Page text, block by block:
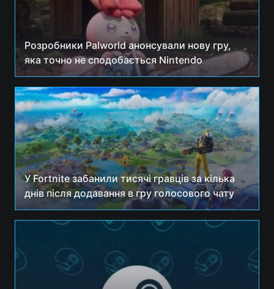
Розробники Palworld анонсували нову гру,
яка точно не сподобається Nintendo
У Fortnite забанили тисячі гравців за кілька
днів після додавання в гру голосового чату